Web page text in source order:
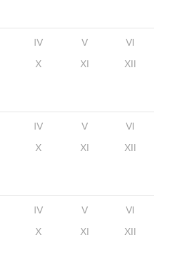
IV V
VI
X XI XII
IV V
VI
X XI XII
IV V
VI
X XI XII